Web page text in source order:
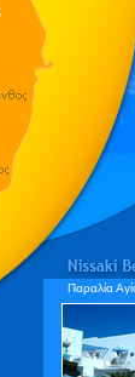
Παραλία